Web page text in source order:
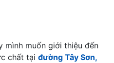
mình muốn giới thiệu đến
chất tại đường Tây Sơn,